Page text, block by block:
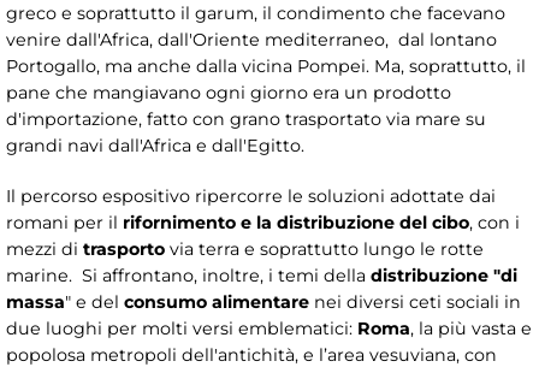
greco e soprattutto il garum, il condimento che facevano
venire dall'Africa, dall'Oriente mediterraneo, dal lontano
Portogallo, ma anche dalla vicina Pompei. Ma, soprattutto, il
pane che mangiavano ogni giorno era un prodotto
d'importazione, fatto con grano trasportato via mare su
grandi navi dall'Africa e dall'Egitto.
Il percorso espositivo ripercorre le soluzioni adottate dai
romani per il rifornimento e la distribuzione del cibo, con i
mezzi di trasporto via terra e soprattutto lungo le rotte
marine. Si affrontano, inoltre, i temi della distribuzione "di
massa" e del consumo alimentare nei diversi ceti sociali in
due luoghi per molti versi emblematici: Roma, la più vasta e
popolosa metropoli dell'antichità, e l’area vesuviana, con